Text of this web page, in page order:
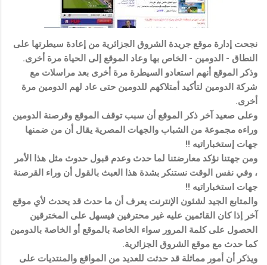
نجحت إدارة موقع جريدة الشروق الجزائرية من إعادة سيطرتها على
النطاق - الدومين - الخاص بها وعاد الموقع إلى الحياة مرة أخرى.
وذكر الموقع أنهم استعادو السيطرة مرة أخرى بعد مراسلات مع
شركة الدومين لتأكيد أمتلاكهم للدومين حتى عاد لهم الدومين مرة
أخرى.
وعلى صعيد آخر ذكر الموقع أن سبب توقف الموقع وقرصنة الدومين
وراءه مجموعة من الشباب والجهات المصرية يقال أن من ضمنها
جهات إستخباراتيه !!
ومن جهتنا نؤكد معارضتنا لما حدث وعدم قبول حدوث مثل هذا الأمر
، وفي نفس الوقت نستنكر بشدة هذا العبث بالقول أن وراء القرصنة
جهات استخباراتيه !!
والمتابع الجيد لشئون الإنترنت يعرف أن ما حدث قد يحدث لأي موقع
آخر إذا كان القائمين عليه غير محترفين فيسهل على المخترقين
الحصول على كلمة المرور سواء الخاصة بالموقع أو الخاصة بالدومين
كما حدث مع موقع الشروق الجزائرية.
ويذكر أن أمور مماثلة قد حدثت للعديد من المواقع والمنتديات على